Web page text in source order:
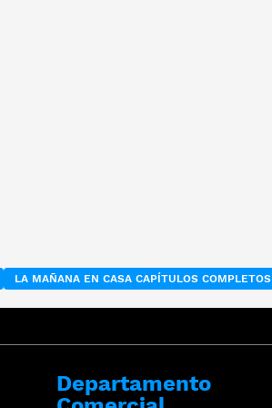
LA MAÑANA EN CASA CAPÍTULOS COMPLETOS
Departamento